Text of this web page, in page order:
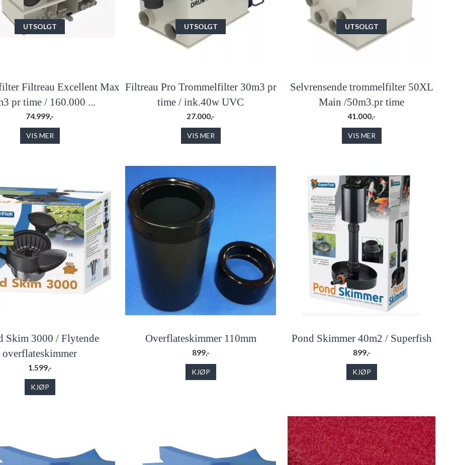
UTSOLGT
Filtreau Excellent Max
pr time / 160.000 ...
74.999,-
VIS MER
UTSOLGT
Filtreau Pro Trommelfilter 30m3 pr
time / ink.40w UVC
27.000,-
VIS MER
UTSOLGT
Selvrensende trommelfilter 50XL
Main /50m3.pr time
41.000,-
VIS MER
Skim 3000 / Flytende
overflateskimmer
1.599,-
KJØP
Overflateskimmer 110mm
899,-
KJØP
Pond Skimmer 40m2 / Superfish
899,-
KJØP